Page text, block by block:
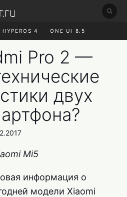
HYPEROS 4 ONE UI 8.5
Pro 2 —
двух
Mi5
информация о
модели Xiaomi